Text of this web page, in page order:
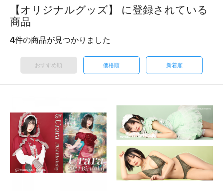
【オリジナルグッズ】 に登録されている
商品
4件の商品が見つかりました
おすすめ順 価格順 新着順